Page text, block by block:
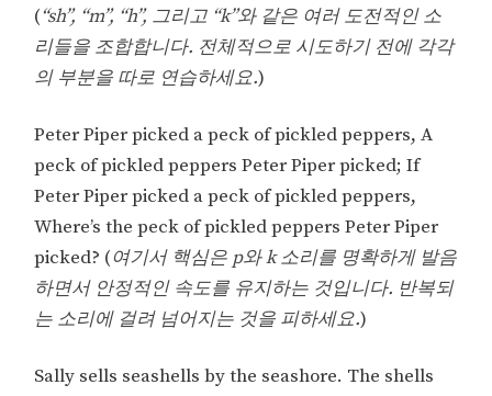
(“sh”, “m”, “h”, 그리고 “k”와 같은 여러 도전적인 소
리들을 조합합니다. 전체적으로 시도하기 전에 각각
의 부분을 따로 연습하세요.)
Peter Piper picked a peck of pickled peppers, A
peck of pickled peppers Peter Piper picked; If
Peter Piper picked a peck of pickled peppers,
Where’s the peck of pickled peppers Peter Piper
picked? (여기서 핵심은 p와 k 소리를 명확하게 발음
하면서 안정적인 속도를 유지하는 것입니다. 반복되
는 소리에 걸려 넘어지는 것을 피하세요.)
Sally sells seashells by the seashore. The shells